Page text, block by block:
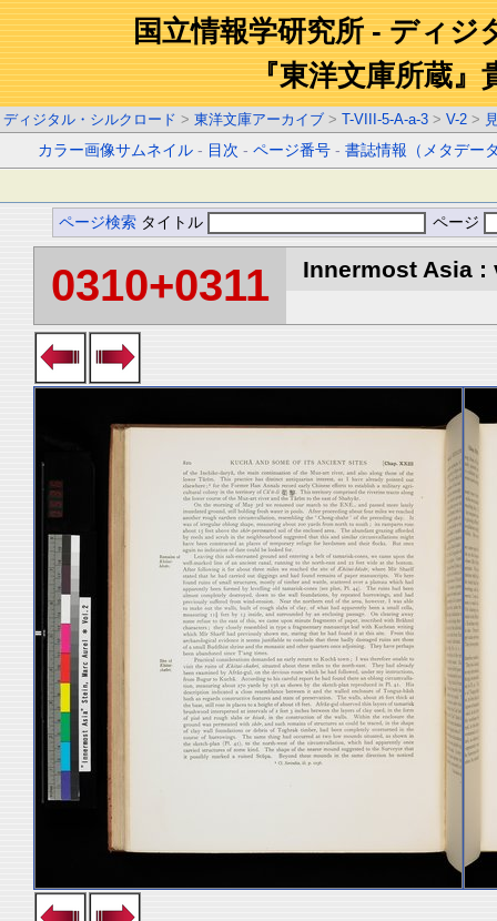
国立情報学研究所 - ディジ
『東洋文庫所蔵』
ディジタル・シルクロード > 東洋文庫アーカイブ > T-VIII-5-A-a-3 > V-2 >
カラー画像サムネイル - 目次 -ページ番号 -書誌情報（メタデー
ページ検索 タイトル ページ
0310+0311 Innermost Asia :